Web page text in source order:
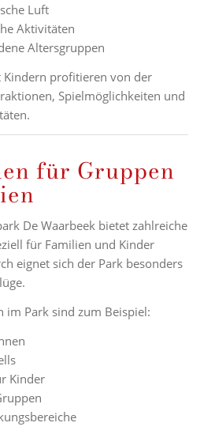
Luft
Aktivitäten
Altersgruppen
Kindern profitieren von der
Spielmöglichkeiten und
für Gruppen
De Waarbeek bietet zahlreiche
für Familien und Kinder
eignet sich der Park besonders
im Park sind zum Beispiel:
Kinder